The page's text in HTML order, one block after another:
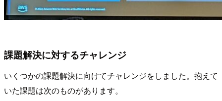
課題解決に対するチャレンジ
いくつかの課題解決に向けてチャレンジをしました。抱えて
いた課題は次のものがあります。